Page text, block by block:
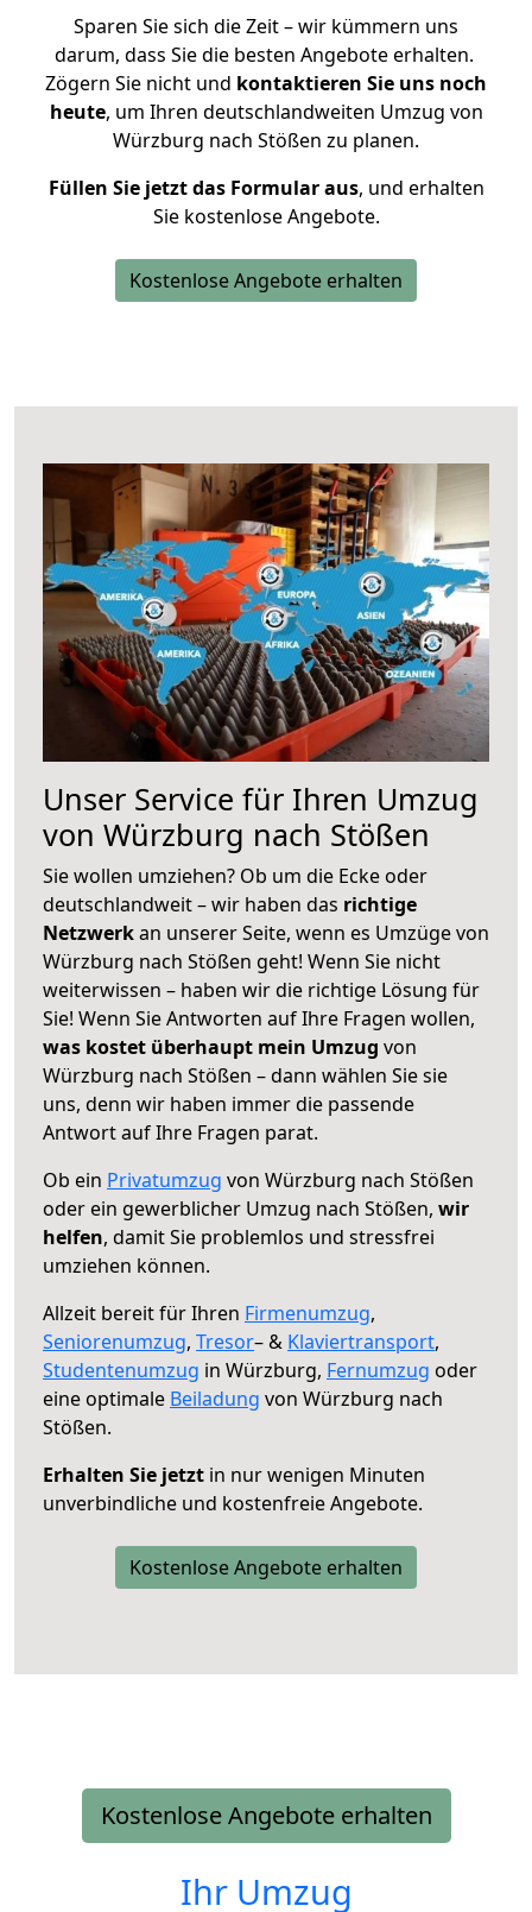
Sparen Sie sich die Zeit – wir kümmern uns
darum, dass Sie die besten Angebote erhalten.
Zögern Sie nicht und kontaktieren Sie uns noch
heute, um Ihren deutschlandweiten Umzug von
Würzburg nach Stößen zu planen.
Füllen Sie jetzt das Formular aus, und erhalten
Sie kostenlose Angebote.
Kostenlose Angebote erhalten
Unser Service für Ihren Umzug
von Würzburg nach Stößen
Sie wollen umziehen? Ob um die Ecke oder
deutschlandweit – wir haben das richtige
Netzwerkan unserer Seite, wenn es Umzüge von
Würzburg nach Stößen geht! Wenn Sie nicht
weiterwissen – haben wir die richtige Lösung für
Sie! Wenn Sie Antworten auf Ihre Fragen wollen,
was kostet überhaupt mein Umzug von
Würzburg nach Stößen – dann wählen Sie sie
uns, denn wir haben immer die passende
Antwort auf Ihre Fragen parat.
Ob ein Privatumzug von Würzburg nach Stößen
oder ein gewerblicher Umzug nach Stößen, wir
helfen, damit Sie problemlos und stressfrei
umziehen können.
Allzeit bereit für Ihren Firmenumzug,
Seniorenumzug, Tresor– & Klaviertransport,
Studentenumzug in Würzburg, Fernumzug oder
eine optimale Beiladung von Würzburg nach
Stößen.
Erhalten Sie jetzt in nur wenigen Minuten
unverbindliche und kostenfreie Angebote.
Kostenlose Angebote erhalten
Kostenlose Angebote erhalten
Ihr Umzug